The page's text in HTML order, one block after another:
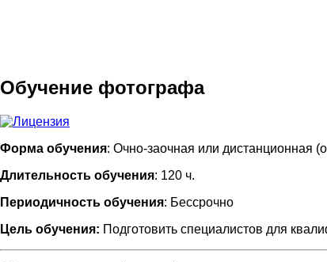
Обучение фотографа
Форма обучения: Очно-заочная или дистанционная
Длительность обучения: 120 ч.
Периодичность обучения: Бессрочно
Цель обучения: Подготовить специалистов для